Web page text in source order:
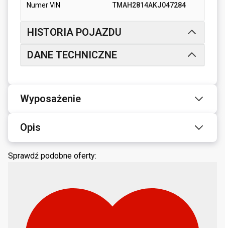
Numer VIN TMAH2814AKJ047284
HISTORIA POJAZDU
DANE TECHNICZNE
Wyposażenie
Opis
Sprawdź podobne oferty: